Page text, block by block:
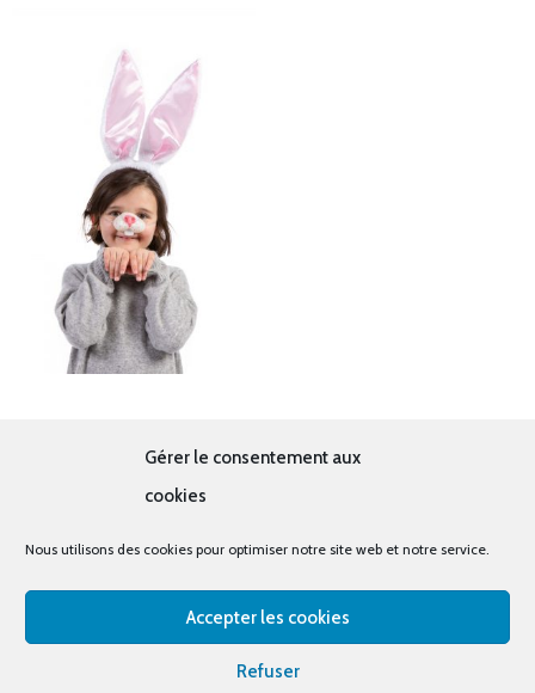
Gérer le consentement aux
cookies
Nous utilisons des cookies pour optimiser notre site web et notre service.
Accepter les cookies
Refuser
© tous droits réservés - La cabine à costumes x Bout